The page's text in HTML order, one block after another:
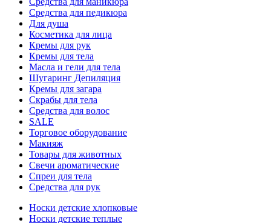
Средства для педикюра
Для душа
Косметика для лица
Кремы для рук
Кремы для тела
Масла и гели для тела
Шугаринг Депиляция
Кремы для загара
Скрабы для тела
Средства для волос
SALE
Торговое оборудование
Макияж
Товары для животных
Свечи ароматические
Спреи для тела
Средства для рук
Носки детские хлопковые
Носки детские теплые